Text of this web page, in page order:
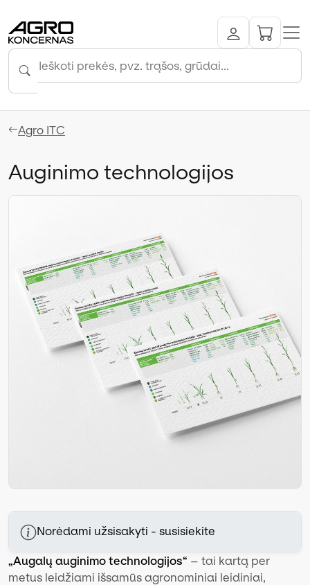
Agro ITC
Auginimo technologijos
Norėdami užsisakyti - susisiekite
„Augalų auginimo technologijos“ – tai kartą per
metus leidžiami išsamūs agronominiai leidiniai,